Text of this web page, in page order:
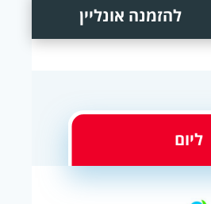
להזמנה אונליין
ליום